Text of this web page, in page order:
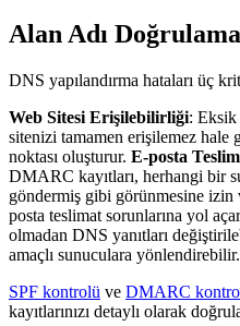
Alan Adı
DNS yapılandırma hataları üç
Web Sitesi Erişilebilirliği: Eksik
sitenizi tamamen erişilemez hale
noktası oluşturur. E-posta
DMARC kayıtları, herhangi bir
göndermiş gibi görünmesine izin
posta teslimat sorunlarına yol
olmadan DNS yanıtları
amaçlı sunuculara yönlendirebilir.
SPF kontrolü ve DMARC
kayıtlarınızı detaylı olarak